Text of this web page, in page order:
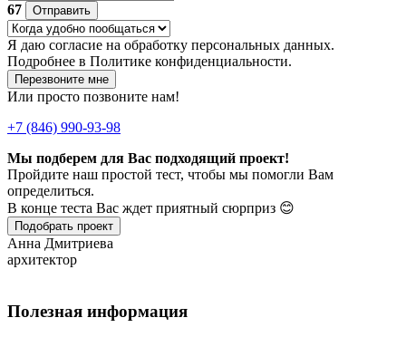
67
Отправить
Я даю согласие на обработку персональных данных.
Подробнее в Политике конфиденциальности.
Перезвоните мне
Или просто позвоните нам!
+7 (846) 990-93-98
Мы подберем для Вас подходящий проект!
Пройдите наш простой тест, чтобы мы помогли Вам
определиться.
В конце теста Вас ждет приятный сюрприз 😊
Подобрать проект
Анна Дмитриева
архитектор
Полезная информация